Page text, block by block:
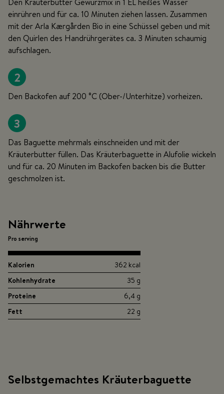
einrühren und für ca. 10 Minuten ziehen lassen. Zusammen
mit der Arla Kærgården Bio in eine Schüssel geben und mit
den Quirlen des Handrührgerätes ca. 3 Minuten schaumig
aufschlagen.
2
Den Backofen auf 200 °C (Ober-/Unterhitze) vorheizen.
3
Das Baguette mehrmals einschneiden und mit der
Kräuterbutter füllen. Das Kräuterbaguette in Alufolie wickeln
und für ca. 20 Minuten im Backofen backen bis die Butter
geschmolzen ist.
Nährwerte
Pro serving
Kalorien
362 kcal
Kohlenhydrate
35 g
Proteine
6,4 g
Fett
22 g
Selbstgemachtes Kräuterbaguette